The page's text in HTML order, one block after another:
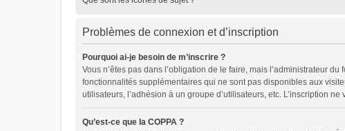
Problèmes de connexion et d’inscription
Pourquoi ai-je besoin de m’inscrire ?
Vous n’êtes pas dans l’obligation de le faire, mais l’administrateur
fonctionnalités supplémentaires qui ne sont pas disponibles aux
utilisateurs, l’adhésion à un groupe d’utilisateurs, etc. L’inscription
Qu’est-ce que la COPPA ?